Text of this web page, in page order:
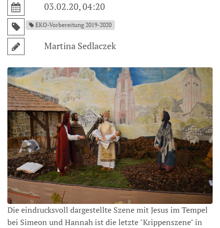
03.02.20, 04:20
EKO-Vorbereitung 2019-2020
Martina Sedlaczek
Die eindrucksvoll dargestellte Szene mit Jesus im Tempel
bei Simeon und Hannah ist die letzte "Krippenszene" in